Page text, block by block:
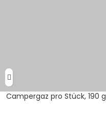
Campergaz pro Stück, 190 g